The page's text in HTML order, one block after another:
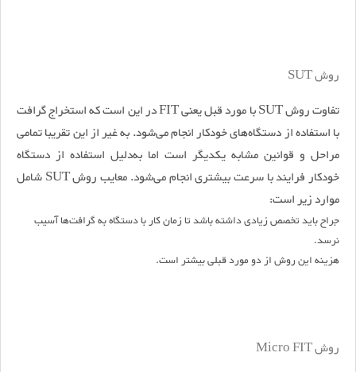
روش SUT
تفاوت روش SUT با مورد قبل یعنی FIT در این است که استخراج گرافت
با استفاده از دستگاه‌های خودکار انجام می‌شود. به غیر از این تقریبا تمامی
مراحل و قوانین مشابه یکدیگر است اما به‌دلیل استفاده از دستگاه
خودکار فرایند با سرعت بیشتری انجام می‌شود. معایب روش SUT شامل
موارد زیر است:
جراح باید تخصص زیادی داشته باشد تا زمان کار با دستگاه به گرافت‌ها آسیب
نرسد.
هزینه این روش از دو مورد قبلی بیشتر است.
روش Micro FIT